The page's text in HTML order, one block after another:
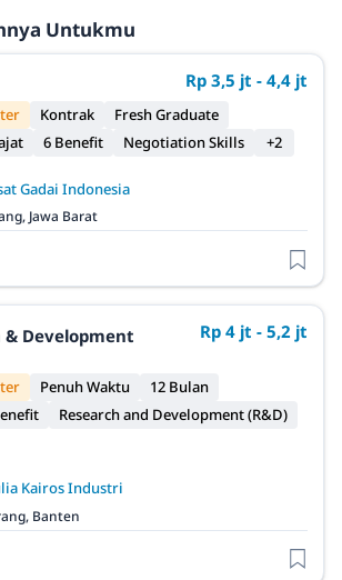
Untukmu
Rp 3,5 jt - 4,4 jt
Kontrak
Fresh Graduate
6 Benefit Negotiation Skills +2
Gadai Indonesia
Jawa Barat
& Development
Rp 4 jt - 5,2 jt
Penuh Waktu
12 Bulan
Research and Development (R&D)
Kairos Industri
Banten